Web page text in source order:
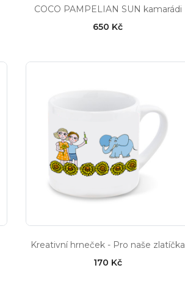
COCO PAMPELIAN SUN kamarádi
650 Kč
Kreativní hrneček - Pro naše zlatíčka
170 Kč